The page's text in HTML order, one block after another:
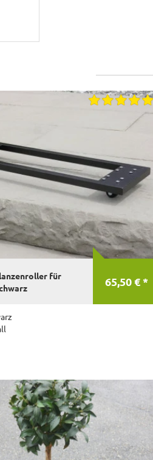
65,50 € *
für